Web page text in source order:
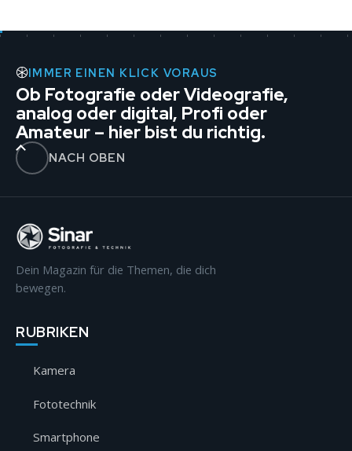
IMMER EINEN KLICK VORAUS
Ob Fotografie oder Videografie,
analog oder digital, Profi oder
Amateur – hier bist du richtig.
NACH OBEN
Dein Magazin für die Themen, die dich
bewegen.
RUBRIKEN
Kamera
Fototechnik
Smartphone